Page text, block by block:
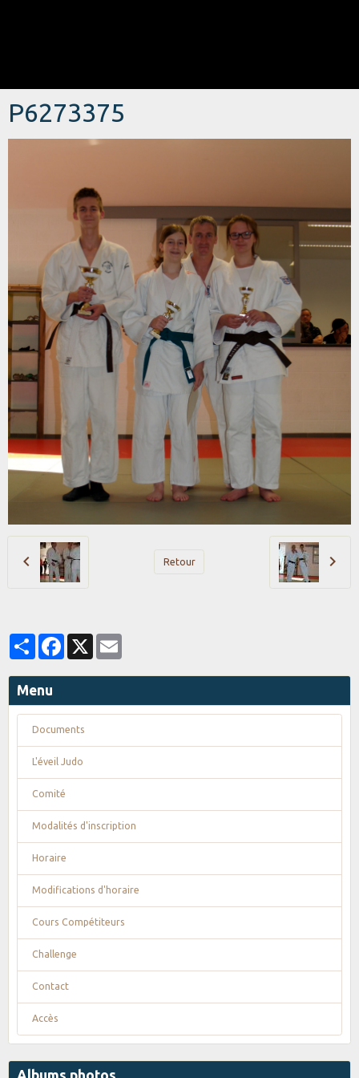
P6273375
Retour
PartagerFacebook
X
Menu
Documents
L'éveil Judo
Comité
Modalités d'inscription
Horaire
Modifications d'horaire
Cours Compétiteurs
Challenge
Contact
Accès